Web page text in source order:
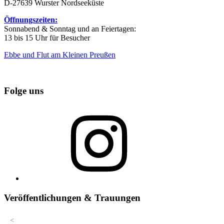
D-27639 Wurster Nordseeküste
Öffnungszeiten:
Sonnabend & Sonntag und an Feiertagen:
13 bis 15 Uhr für Besucher
Ebbe und Flut am Kleinen Preußen
Folge uns
Veröffentlichungen & Trauungen
<